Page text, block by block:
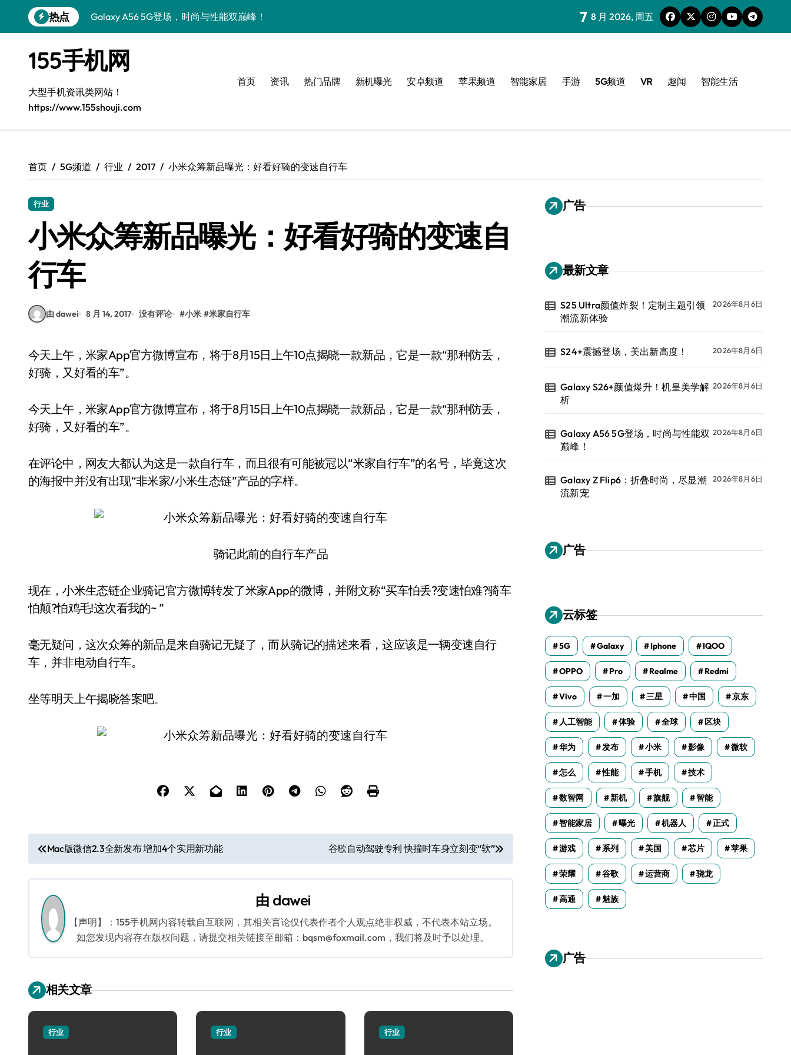
到
热点
Galaxy A56 5G登场，时尚与性能双巅峰！
三星Galaxy S26发布：个性美化全攻略
Galaxy S25美颜秘籍：个性定制炫酷玩法
Galaxy C55 5G焕新指南：定制潮流无限玩
Galaxy C55 5G登场，演绎三星美学新巅峰
S25 Ultra颜值炸裂！定制主题引领潮流新体验
7 8 月 2026, 周五
155手机网
大型手机资讯类网站！
https://www.155shouji.com
首页 资讯 热门品牌 新机曝光 安卓频道 苹果频道 智能家居 手游 5G频道 VR 趣闻 智能生活
首页 5G频道 行业 2017 小米众筹新品曝光：好看好骑的变速自行车
行业
小米众筹新品曝光：好看好骑的变速自
行车
由 dawei 8 月 14, 2017 没有评论 #小米 #米家自行车
今天上午，米家App官方微博宣布，将于8月15日上午10点揭晓一款新品，它是一款“那种防丢，
好骑，又好看的车”。
今天上午，米家App官方微博宣布，将于8月15日上午10点揭晓一款新品，它是一款“那种防丢，
好骑，又好看的车”。
在评论中，网友大都认为这是一款自行车，而且很有可能被冠以“米家自行车”的名号，毕竟这次
的海报中并没有出现“非米家/小米生态链”产品的字样。
骑记此前的自行车产品
现在，小米生态链企业骑记官方微博转发了米家App的微博，并附文称“买车怕丢?变速怕难?骑车
怕颠?怕鸡毛!这次看我的~ ”
毫无疑问，这次众筹的新品是来自骑记无疑了，而从骑记的描述来看，这应该是一辆变速自行
车，并非电动自行车。
坐等明天上午揭晓答案吧。
文
章
导
航
Mac版微信2.3全新发布 增加4个实用新功能 谷歌自动驾驶专利 快撞时车身立刻变“软”
由 dawei
【声明】：155手机网内容转载自互联网，其相关言论仅代表作者个人观点绝非权威，不代表本站立场。
如您发现内容存在版权问题，请提交相关链接至邮箱：bqsm@foxmail.com，我们将及时予以处理。
相关文章
行业 行业 行业
广告
最新文章
S25 Ultra颜值炸裂！定制主题引领
潮流新体验
2026年8月6日
S24+震撼登场，美出新高度！ 2026年8月6日
Galaxy S26+颜值爆升！机皇美学解
析
2026年8月6日
Galaxy A56 5G登场，时尚与性能双
巅峰！
2026年8月6日
Galaxy Z Flip6：折叠时尚，尽显潮
流新宠
2026年8月6日
广告
云标签
5G Galaxy Iphone IQOO
OPPO Pro Realme Redmi
Vivo 一加 三星 中国 京东
人工智能 体验 全球 区块
华为 发布 小米 影像 微软
怎么 性能 手机 技术
数智网 新机 旗舰 智能
智能家居 曝光 机器人 正式
游戏 系列 美国 芯片 苹果
荣耀 谷歌 运营商 骁龙
高通 魅族
广告